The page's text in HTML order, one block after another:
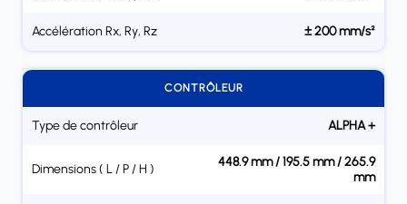
Accélération Rx, Ry, Rz ± 200 mm/s²
CONTRÔLEUR
Type de contrôleur ALPHA +
Dimensions ( L / P / H )
448.9 mm / 195.5 mm / 265.9
mm